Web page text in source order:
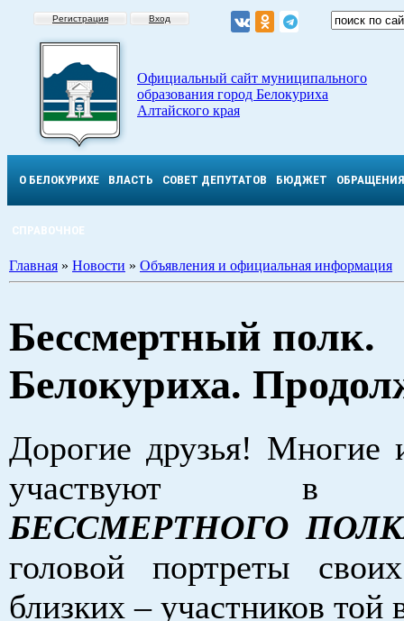
Регистрация Вход
Официальный сайт муниципального
образования город Белокуриха
Алтайского края
О БЕЛОКУРИХЕ ВЛАСТЬ СОВЕТ ДЕПУТАТОВ БЮДЖЕТ ОБРАЩЕНИЯ
СПРАВОЧНОЕ
Главная » Новости » Объявления и официальная информация
Бессмертный полк.
Белокуриха.
Дорогие друзья! Многие
участвуют в
БЕССМЕРТНОГО
головой портреты
близких – участников той